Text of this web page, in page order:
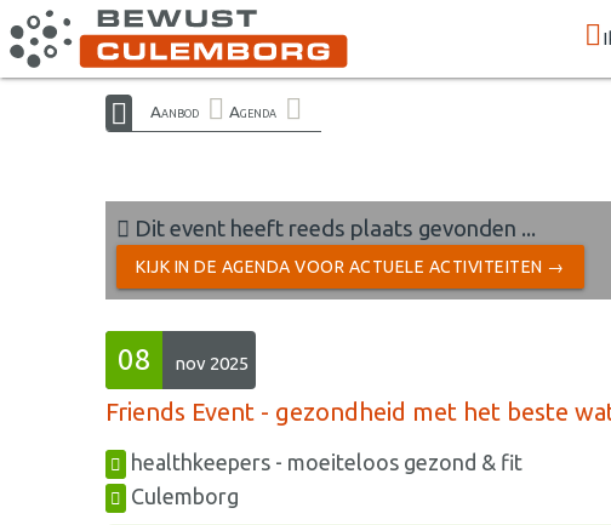
Aanbod Agenda
Dit event heeft reeds plaats gevonden ...
KIJK IN DE AGENDA VOOR ACTUELE ACTIVITEITEN →
08 nov 2025
Friends Event - gezondheid met het beste
healthkeepers - moeiteloos gezond & fit
Culemborg